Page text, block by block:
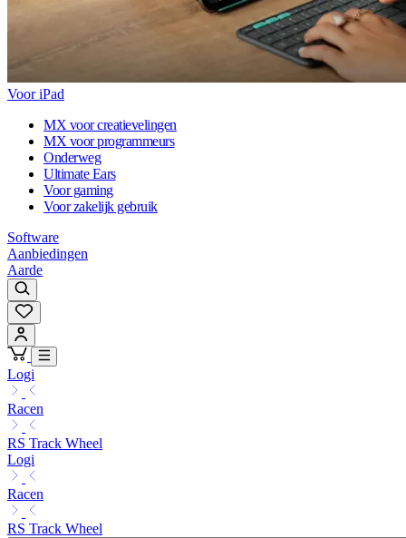
Voor iPad
MX voor creatievelingen
MX voor programmeurs
Onderweg
Ultimate Ears
Voor gaming
Voor zakelijk gebruik
Software
Aanbiedingen
Aarde
Logi
Racen
RS Track Wheel
Logi
Racen
RS Track Wheel